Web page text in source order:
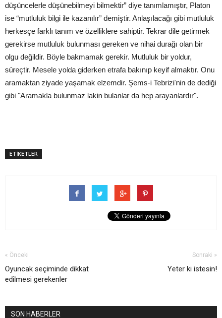
düşüncelerle düşünebilmeyi bilmektir” diye tanımlamıştır, Platon
ise “mutluluk bilgi ile kazanılır” demiştir. Anlaşılacağı gibi mutluluk
herkesçe farklı tanım ve özelliklere sahiptir. Tekrar dile getirmek
gerekirse mutluluk bulunması gereken ve nihai durağı olan bir
olgu değildir. Böyle bakmamak gerekir. Mutluluk bir yoldur,
süreçtir. Mesele yolda giderken etrafa bakınıp keyif almaktır. Onu
aramaktan ziyade yaşamak elzemdir. Şems-i Tebrizi'nin de dediği
gibi "Aramakla bulunmaz lakin bulanlar da hep arayanlardır".
ETİKETLER
« Önceki
Oyuncak seçiminde dikkat
edilmesi gerekenler
Sonraki »
Yeter ki istesin!
SON HABERLER